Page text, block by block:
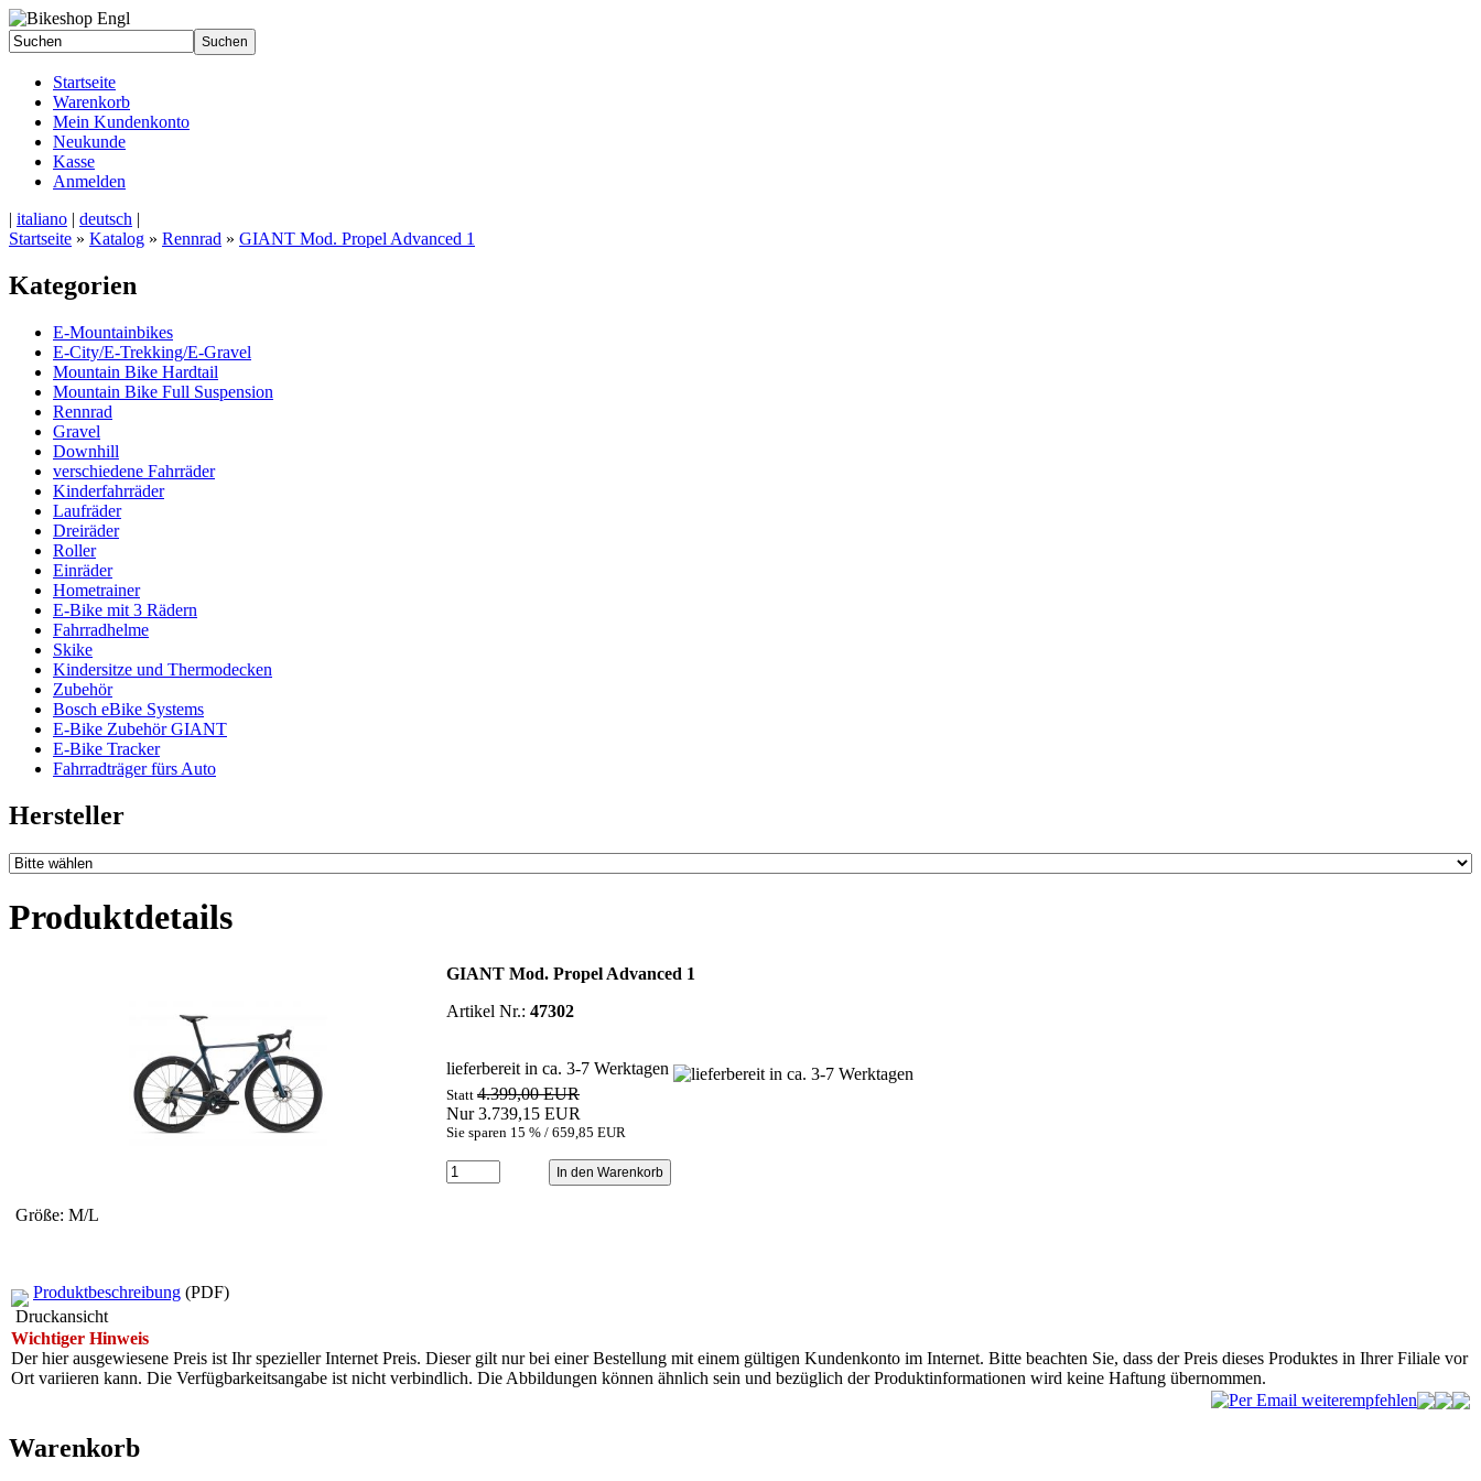
Startseite
Warenkorb
Mein Kundenkonto
Neukunde
Kasse
Anmelden
| italiano | deutsch |
Startseite » Katalog » Rennrad » GIANT Mod. Propel Advanced 1
Kategorien
E-Mountainbikes
E-City/E-Trekking/E-Gravel
Mountain Bike Hardtail
Mountain Bike Full Suspension
Rennrad
Gravel
Downhill
verschiedene Fahrräder
Kinderfahrräder
Laufräder
Dreiräder
Roller
Einräder
Hometrainer
E-Bike mit 3 Rädern
Fahrradhelme
Skike
Kindersitze und Thermodecken
Zubehör
Bosch eBike Systems
E-Bike Zubehör GIANT
E-Bike Tracker
Fahrradträger fürs Auto
Hersteller
Produktdetails
GIANT Mod. Propel Advanced 1
Artikel Nr.: 47302
lieferbereit in ca. 3-7 Werktagen
Statt 4.399,00 EUR
Nur 3.739,15 EUR
Sie sparen 15 % / 659,85 EUR
Größe: M/L
Produktbeschreibung (PDF)
Druckansicht
Wichtiger Hinweis
Der hier ausgewiesene Preis ist Ihr spezieller Internet Preis. Dieser gilt nur bei einer Bestellung mit einem gültigen Kundenkonto im Internet. Bitte beachten Sie, dass der Preis dieses Produktes in Ihrer Filiale vor
Ort variieren kann. Die Verfügbarkeitsangabe ist nicht verbindlich. Die Abbildungen können ähnlich sein und bezüglich der Produktinformationen wird keine Haftung übernommen.
Warenkorb